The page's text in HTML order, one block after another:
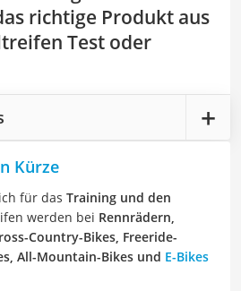
richtige Produkt aus
Test oder
Kürze
für das Training und den
werden bei Rennrädern,
Country-Bikes, Freeride-
All-Mountain-Bikes und E-Bikes